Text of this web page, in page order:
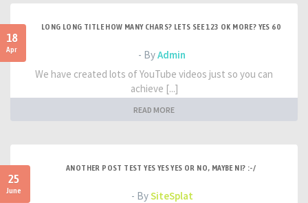
18
Apr
LONG LONG TITLE HOW MANY CHARS? LETS SEE 123 OK MORE? YES 60
- ByAdmin
We have created lots of YouTube videos just so you can
achieve [...]
READ MORE
25
June
ANOTHER POST TEST YES YES YES OR NO, MAYBE NI? :-/
- BySiteSplat